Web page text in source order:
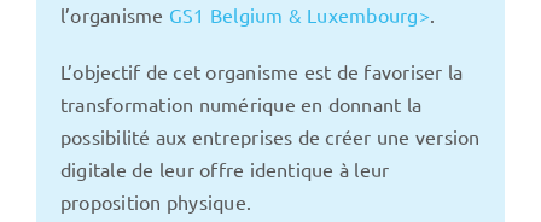
l’organisme GS1 Belgium & Luxembourg>
L’objectif de cet organisme est de favoriser la
transformation numérique en donnant la
possibilité aux entreprises de créer une version
digitale de leur offre identique à leur
proposition physique.